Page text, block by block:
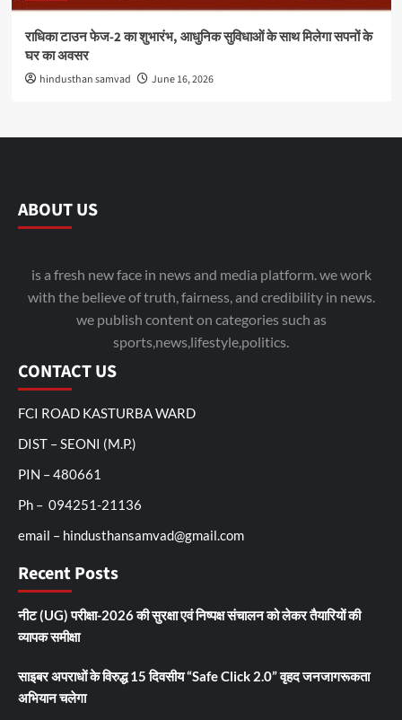
राधिका टाउन फेज-2 का शुभारंभ, आधुनिक सुविधाओं के साथ मिलेगा सपनों के
घर का अवसर
hindusthan samvad June 16, 2026
ABOUT US
is a fresh new face in news and media platform. we work
with the believe of truth, fairness, and credibility in news.
we publish content on categories such as
sports,news,lifestyle,politics.
CONTACT US
FCI ROAD KASTURBA WARD
DIST – SEONI (M.P.)
PIN – 480661
Ph – 094251-21136
email – hindusthansamvad@gmail.com
Recent Posts
नीट (UG) परीक्षा-2026 की सुरक्षा एवं निष्पक्ष संचालन को लेकर तैयारियों की
व्यापक समीक्षा
साइबर अपराधों के विरुद्ध 15 दिवसीय “Safe Click 2.0” वृहद जनजागरूकता
अभियान चलेगा